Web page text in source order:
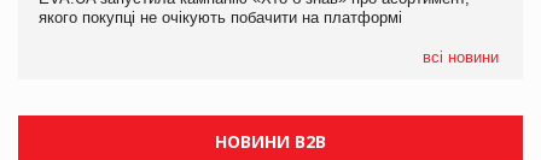
якого покупці не очікують побачити на платформі
всі новини
Мережа супермаркетів VARUS купує мережу магазинів
НОВИНИ B2B